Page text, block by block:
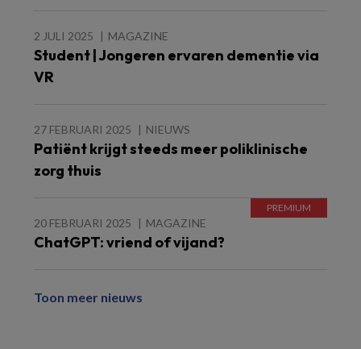
2 JULI 2025 MAGAZINE
Student | Jongeren ervaren dementie via
VR
27 FEBRUARI 2025 NIEUWS
Patiënt krijgt steeds meer poliklinische
zorg thuis
20 FEBRUARI 2025 MAGAZINE
ChatGPT: vriend of vijand?
Toon meer nieuws